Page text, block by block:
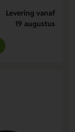
Levering vanaf
19 augustus